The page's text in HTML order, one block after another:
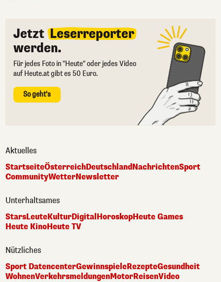
Jetzt Leserreporter
werden.
Für jedes Foto in "Heute" oder jedes Video
auf Heute.at gibt es 50 Euro.
So geht's
Aktuelles
StartseiteÖsterreichDeutschlandNachrichtenSport
CommunityWetterNewsletter
Unterhaltsames
StarsLeuteKulturDigitalHoroskopHeute Games
Heute KinoHeute TV
Nützliches
Sport DatencenterGewinnspieleRezepteGesundheit
WohnenVerkehrsmeldungenMotorReisenVideo